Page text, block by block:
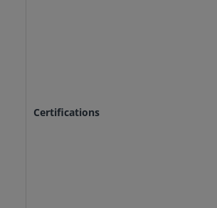
Certifications